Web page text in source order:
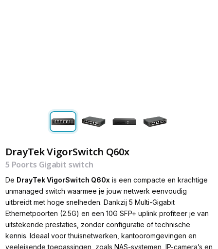
DrayTek VigorSwitch Q60x
5 Poorts Gigabit switch
De DrayTek VigorSwitch Q60x is een compacte en krachtige
unmanaged switch waarmee je jouw netwerk eenvoudig
uitbreidt met hoge snelheden. Dankzij 5 Multi-Gigabit
Ethernetpoorten (2.5G) en een 10G SFP+ uplink profiteer je van
uitstekende prestaties, zonder configuratie of technische
kennis. Ideaal voor thuisnetwerken, kantooromgevingen en
veeleisende toepassingen, zoals NAS-systemen, IP-camera’s en